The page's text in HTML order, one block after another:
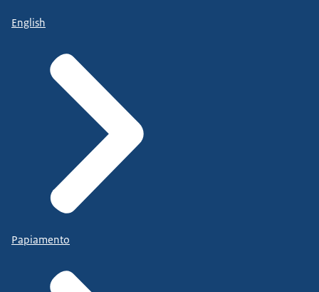
there. Until he is arrested by the regime...)
sinds 2015 woont Heba in Nederland, daarvoor in
Deir es-Zur, in Syrië
haar vader is arts en eigenaar van twee
ziekenhuizen daar, tot zijn arrestatie...
Mijn vader moest naar de gevangenis omdat hij
patiënten behandelde...
ongeacht hun religie, huidskleur of politieke
Hij werd bedreigd door het regime:
als arts werken.'
English
Papiamento